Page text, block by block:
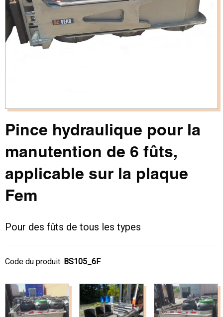
Pince hydraulique pour la
manutention de 6 fûts,
applicable sur la plaque
Fem
Pour des fûts de tous les types
Code du produit: BS105_6F